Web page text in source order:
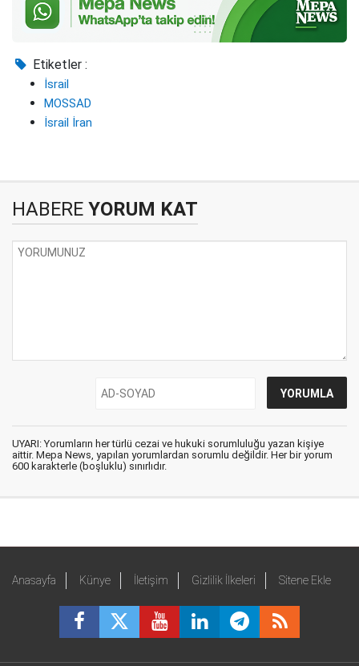
Etiketler :
İsrail
MOSSAD
İsrail İran
HABERE YORUM KAT
UYARI: Yorumların her türlü cezai ve hukuki sorumluluğu yazan kişiye
aittir. Mepa News, yapılan yorumlardan sorumlu değildir. Her bir yorum
600 karakterle (boşluklu) sınırlıdır.
Anasayfa Künye İletişim Gizlilik İlkeleri Sitene Ekle